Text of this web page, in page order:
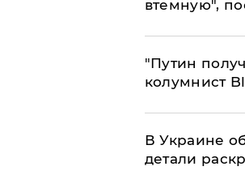
втемную",
"Путин
колумнист
В Украине
детали